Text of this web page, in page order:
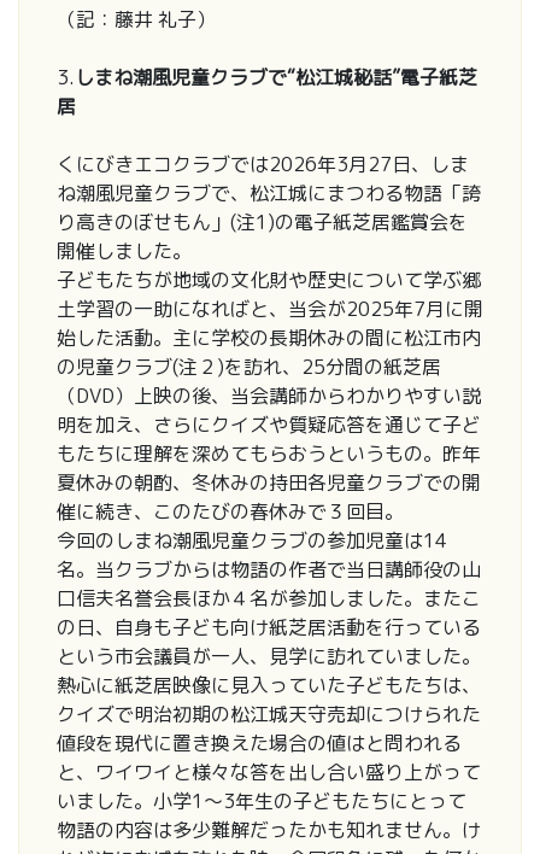
（記：藤井 礼子）
3. しまね潮風児童クラブで“松江城秘話”電子紙芝
居
くにびきエコクラブでは2026年3月27日、しま
ね潮風児童クラブで、松江城にまつわる物語「誇
り高きのぼせもん」(注1)の電子紙芝居鑑賞会を
開催しました。
子どもたちが地域の文化財や歴史について学ぶ郷
土学習の一助になればと、当会が2025年7月に開
始した活動。主に学校の長期休みの間に松江市内
の児童クラブ(注２)を訪れ、25分間の紙芝居
（DVD）上映の後、当会講師からわかりやすい説
明を加え、さらにクイズや質疑応答を通じて子ど
もたちに理解を深めてもらおうというもの。昨年
夏休みの朝酌、冬休みの持田各児童クラブでの開
催に続き、このたびの春休みで３回目。
今回のしまね潮風児童クラブの参加児童は14
名。当クラブからは物語の作者で当日講師役の山
口信夫名誉会長ほか４名が参加しました。またこ
の日、自身も子ども向け紙芝居活動を行っている
という市会議員が一人、見学に訪れていました。
熱心に紙芝居映像に見入っていた子どもたちは、
クイズで明治初期の松江城天守売却につけられた
値段を現代に置き換えた場合の値はと問われる
と、ワイワイと様々な答を出し合い盛り上がって
いました。小学1〜3年生の子どもたちにとって
物語の内容は多少難解だったかも知れません。け